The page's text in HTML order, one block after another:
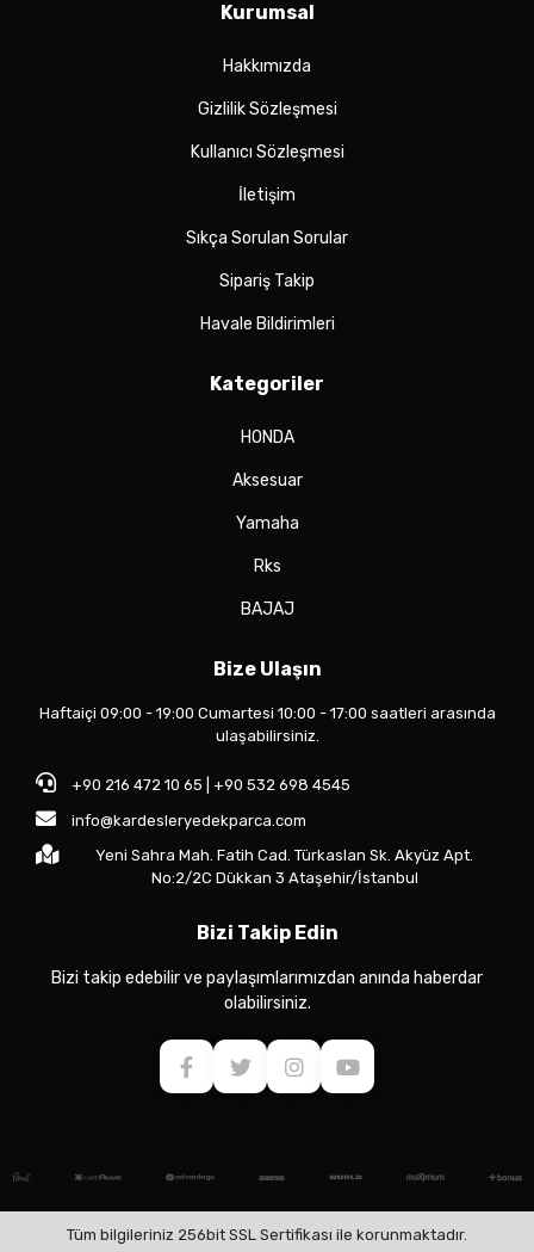
Kurumsal
Hakkımızda
Gizlilik Sözleşmesi
Kullanıcı Sözleşmesi
İletişim
Sıkça Sorulan Sorular
Sipariş Takip
Havale Bildirimleri
Kategoriler
HONDA
Aksesuar
Yamaha
Rks
BAJAJ
Bize Ulaşın
Haftaiçi 09:00 - 19:00 Cumartesi 10:00 - 17:00 saatleri arasında
ulaşabilirsiniz.
+90 216 472 10 65 | +90 532 698 4545
info@kardesleryedekparca.com
Yeni Sahra Mah. Fatih Cad. Türkaslan Sk. Akyüz Apt.
No:2/2C Dükkan 3 Ataşehir/İstanbul
Bizi Takip Edin
Bizi takip edebilir ve paylaşımlarımızdan anında haberdar
olabilirsiniz.
Tüm bilgileriniz 256bit SSL Sertifikası ile korunmaktadır.